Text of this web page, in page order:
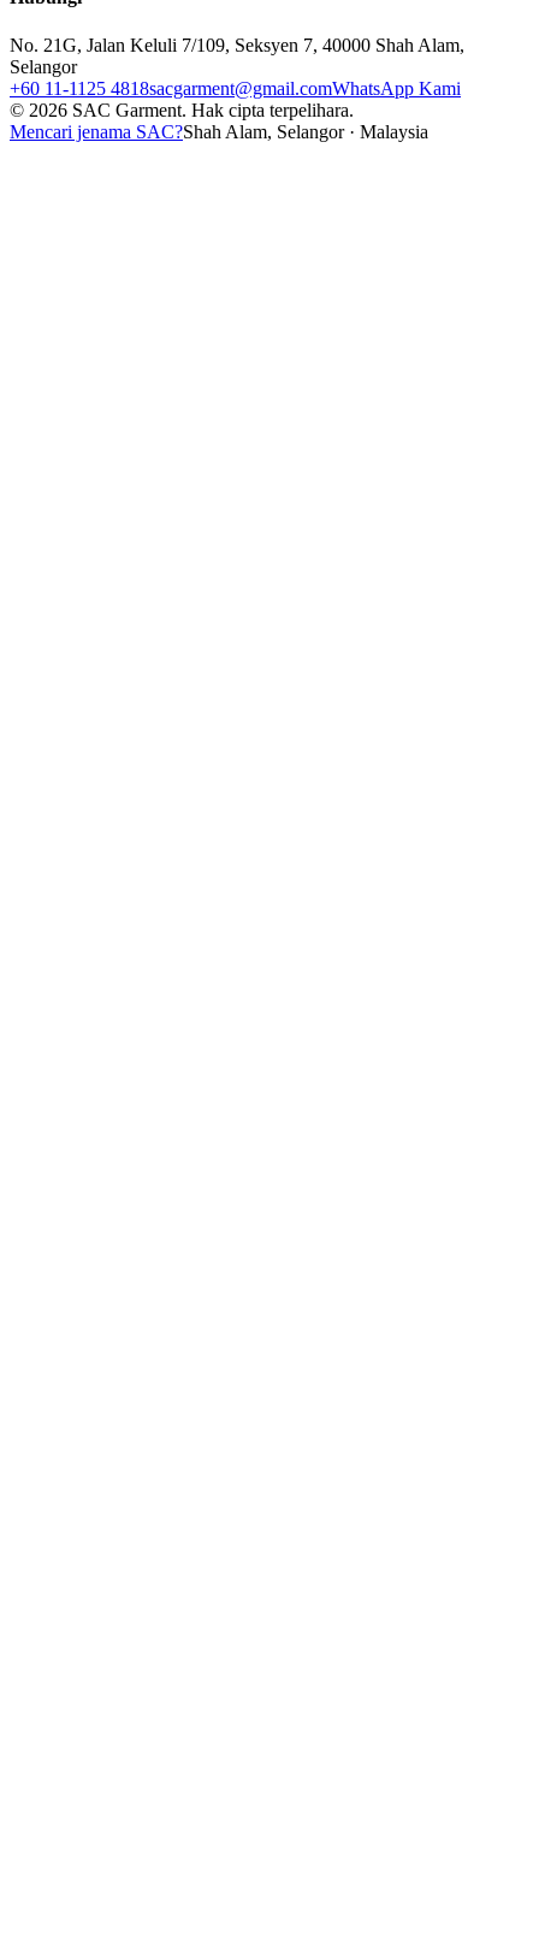
No. 21G, Jalan Keluli 7/109, Seksyen 7, 40000 Shah Alam,
Selangor
+60 11-1125 4818sacgarment@gmail.comWhatsApp Kami
© 2026 SAC Garment. Hak cipta terpelihara.
Mencari jenama SAC?Shah Alam, Selangor · Malaysia